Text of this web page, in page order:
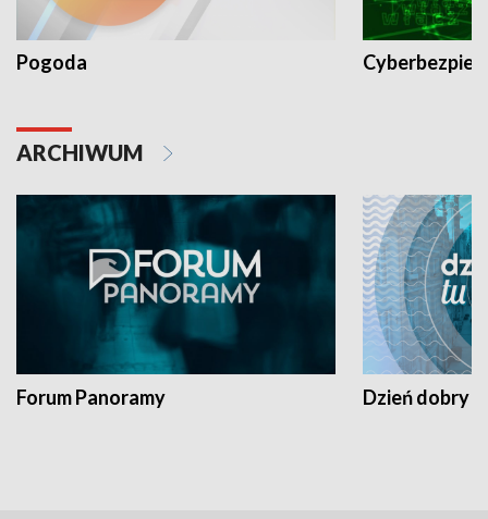
Pogoda
ARCHIWUM
Forum Panoramy Dzień dobry